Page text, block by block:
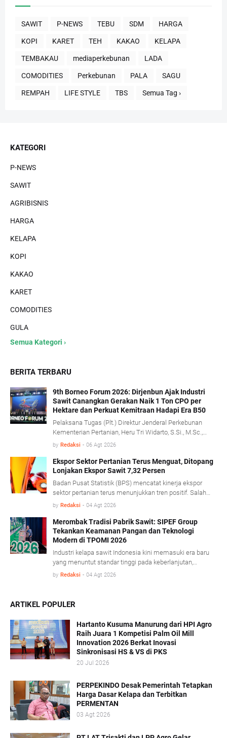
SAWIT P-NEWS TEBU SDM HARGA
KOPI KARET TEH KAKAO KELAPA
TEMBAKAU mediaperkebunan LADA
COMODITIES Perkebunan PALA SAGU
REMPAH LIFE STYLE TBS Semua Tag ›
KATEGORI
P-NEWS
SAWIT
AGRIBISNIS
HARGA
KELAPA
KOPI
KAKAO
KARET
COMODITIES
GULA
Semua Kategori ›
BERITA TERBARU
9th Borneo Forum 2026: Dirjenbun Ajak Industri
Sawit Canangkan Gerakan Naik 1 Ton CPO per
Hektare dan Perkuat Kemitraan Hadapi Era B50
Pelaksana Tugas (Plt.) Direktur Jenderal Perkebunan
Kementerian Pertanian, Heru Tri Widarto, S.Si., M.Sc.,
mengajak seluruh pemangku kepentingan industri kelapa
B50 sebagai momentum memperkuat produktivitas,
mempercepat transformasi tata kelola, serta
membangun kemitraan yang lebih kuat antara
perusahaan dan pekebun rakyat.
by Redaksi - 06 Agt 2026
Ekspor Sektor Pertanian Terus Menguat, Ditopang
Lonjakan Ekspor Sawit 7,32 Persen
Badan Pusat Statistik (BPS) mencatat kinerja ekspor
sektor pertanian terus menunjukkan tren positif. Salah
satu pendorong kinerja tersebut berasal dari komoditas
turunannya yang mencatat pertumbuhan ekspor cukup
signifikan. BPS mencatat, sepanjang Januari- Juni 2026
nilai ekspor CPO dan produk turunannya tumbuh 7,32
persen dibandingkan periode yang sama tahun lalu,
didorong penguatan harga CPO di pasar global.
by Redaksi - 04 Agt 2026
Merombak Tradisi Pabrik Sawit: SIPEF Group
Tekankan Keamanan Pangan dan Teknologi
Modern di TPOMI 2026
Industri kelapa sawit Indonesia kini memasuki era baru
yang menuntut standar tinggi pada keberlanjutan,
keamanan pangan, dan adaptasi teknologi modern.
Sumatera Utara, Kamis (9/7/2026), SIPEF Group/PT
merombak tradisi operasional lama demi menjawab
tantangan pasar global.
by Redaksi - 04 Agt 2026
ARTIKEL POPULER
Hartanto Kusuma Manurung dari HPI Agro
Raih Juara 1 Kompetisi Palm Oil Mill
Innovation 2026 Berkat Inovasi
Sinkronisasi HS & VS di PKS
20 Jul 2026
PERPEKINDO Desak Pemerintah Tetapkan
Harga Dasar Kelapa dan Terbitkan
PERMENTAN
03 Agt 2026